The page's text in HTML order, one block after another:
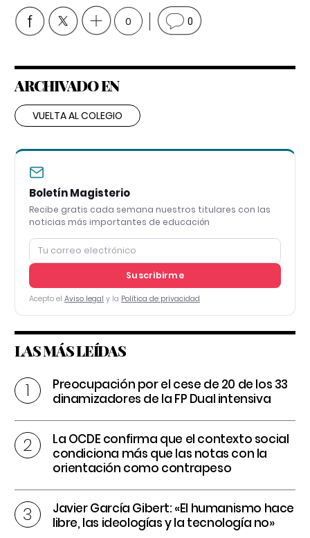
0 0
ARCHIVADO EN
VUELTA AL COLEGIO
Boletín Magisterio
Recibe gratis cada semana nuestros titulares con las
noticias más importantes de educación
Suscribirme
Acepto el Aviso legal y la Política de privacidad
LAS MÁS LEÍDAS
Preocupación por el cese de 20 de los 33
dinamizadores de la FP Dual intensiva
La OCDE confirma que el contexto social
condiciona más que las notas con la
orientación como contrapeso
Javier García Gibert: «El humanismo hace
libre, las ideologías y la tecnología no»